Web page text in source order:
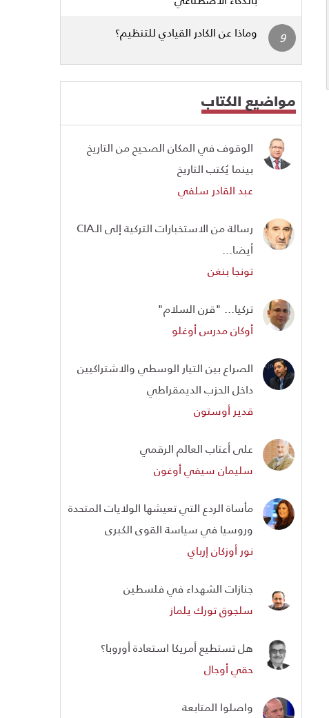
وماذا عن الكادر القيادي للتنظيم؟
مواضيع الكتاب
الوقوف في المكان الصحيح من التاريخ
بينما يُكتب التاريخ
عبد القادر سلفي
رسالة من الاستخبارات التركية إلى الـCIA
أيضا...
تونجا بنغن
تركيا... "قرن السلام"
أوكان مدرس أوغلو
الصراع بين التيار الوسطي والاشتراكيين
داخل الحزب الديمقراطي
قدير أوستون
على أعتاب العالم الرقمي
سليمان سيفي أوغون
مأساة الردع التي تعيشها الولايات المتحدة
وروسيا في سياسة القوى الكبرى
نور أوزكان إرباي
جنازات الشهداء في فلسطين
سلجوق تورك يلماز
هل تستطيع أمريكا استعادة أوروبا؟
حقي أوجال
واصلوا المتابعة